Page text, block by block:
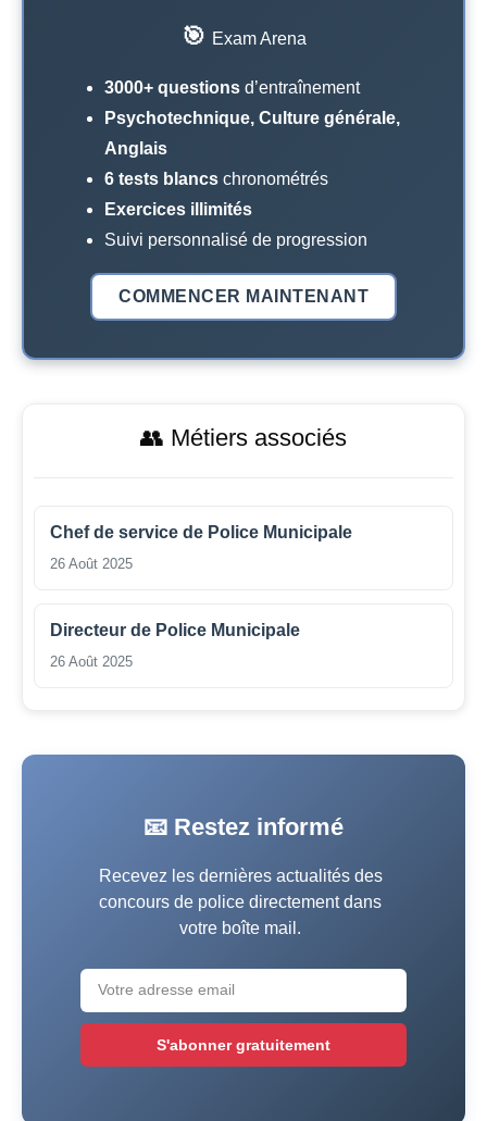
🎯 Exam Arena
3000+ questions d’entraînement
Psychotechnique, Culture générale,
Anglais
6 tests blancs chronométrés
Exercices illimités
Suivi personnalisé de progression
COMMENCER MAINTENANT
👥 Métiers associés
Chef de service de Police Municipale
26 Août 2025
Directeur de Police Municipale
26 Août 2025
📧 Restez informé
Recevez les dernières actualités des
concours de police directement dans
votre boîte mail.
S'abonner gratuitement